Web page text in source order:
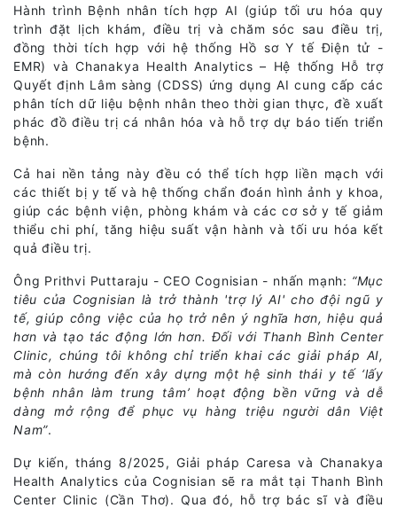
Hành trình Bệnh nhân tích hợp AI (giúp tối ưu hóa quy
trình đặt lịch khám, điều trị và chăm sóc sau điều trị,
đồng thời tích hợp với hệ thống Hồ sơ Y tế Điện tử -
EMR) và Chanakya Health Analytics – Hệ thống Hỗ trợ
Quyết định Lâm sàng (CDSS) ứng dụng AI cung cấp các
phân tích dữ liệu bệnh nhân theo thời gian thực, đề xuất
phác đồ điều trị cá nhân hóa và hỗ trợ dự báo tiến triển
bệnh.
Cả hai nền tảng này đều có thể tích hợp liền mạch với
các thiết bị y tế và hệ thống chẩn đoán hình ảnh y khoa,
giúp các bệnh viện, phòng khám và các cơ sở y tế giảm
thiểu chi phí, tăng hiệu suất vận hành và tối ưu hóa kết
quả điều trị.
Ông Prithvi Puttaraju - CEO Cognisian - nhấn mạnh: “Mục
tiêu của Cognisian là trở thành 'trợ lý AI' cho đội ngũ y
tế, giúp công việc của họ trở nên ý nghĩa hơn, hiệu quả
hơn và tạo tác động lớn hơn. Đối với Thanh Bình Center
Clinic, chúng tôi không chỉ triển khai các giải pháp AI,
mà còn hướng đến xây dựng một hệ sinh thái y tế ‘lấy
bệnh nhân làm trung tâm’ hoạt động bền vững và dễ
dàng mở rộng để phục vụ hàng triệu người dân Việt
Nam”.
Dự kiến, tháng 8/2025, Giải pháp Caresa và Chanakya
Health Analytics của Cognisian sẽ ra mắt tại Thanh Bình
Center Clinic (Cần Thơ). Qua đó, hỗ trợ bác sĩ và điều